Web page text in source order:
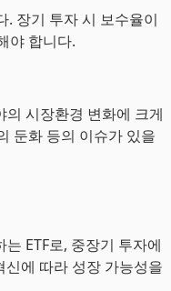
. 장기 투자 시 보수율이
야 합니다.
시장환경 변화에 크게
둔화 등의 이슈가 있을
ETF로, 중장기 투자에
에 따라 성장 가능성을